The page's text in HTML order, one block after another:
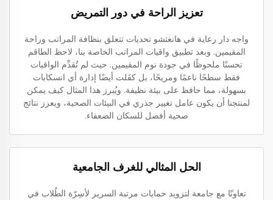
تعزيز الراحة في دور التمريض
واجه دار رعاية في هانغتشو تحديات تتعلق بنظافة المراتب وراحة
المقيمين. وبعد تطبيق واقيات المراتب الخاصة بنا، لاحظ الطاقم
تحسنًا ملحوظًا في جودة نوم المقيمين. حيث لم تُقدِّم الواقيات
فقط سطحًا ناعمًا ومريحًا، بل كفَلت أيضًا إدارة أي انسكابات
بسهولة، مما حافظ على بيئة نظيفة. ويُبرز هذا المثال كيف يمكن
لمنتجنا أن يكون عامل تغيير جذري في البيئات الصحية، ويعزز نتائج
صحية أفضل للسكان الضعفاء.
الحل المثالي للغرف الجامعية
تعاونّا مع جامعة لتزويد حمايات مرتبة السرير لأسِرّة الطُلاب في